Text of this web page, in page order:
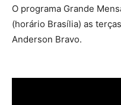
O programa Grande
(horário Brasília) as
Anderson Bravo.